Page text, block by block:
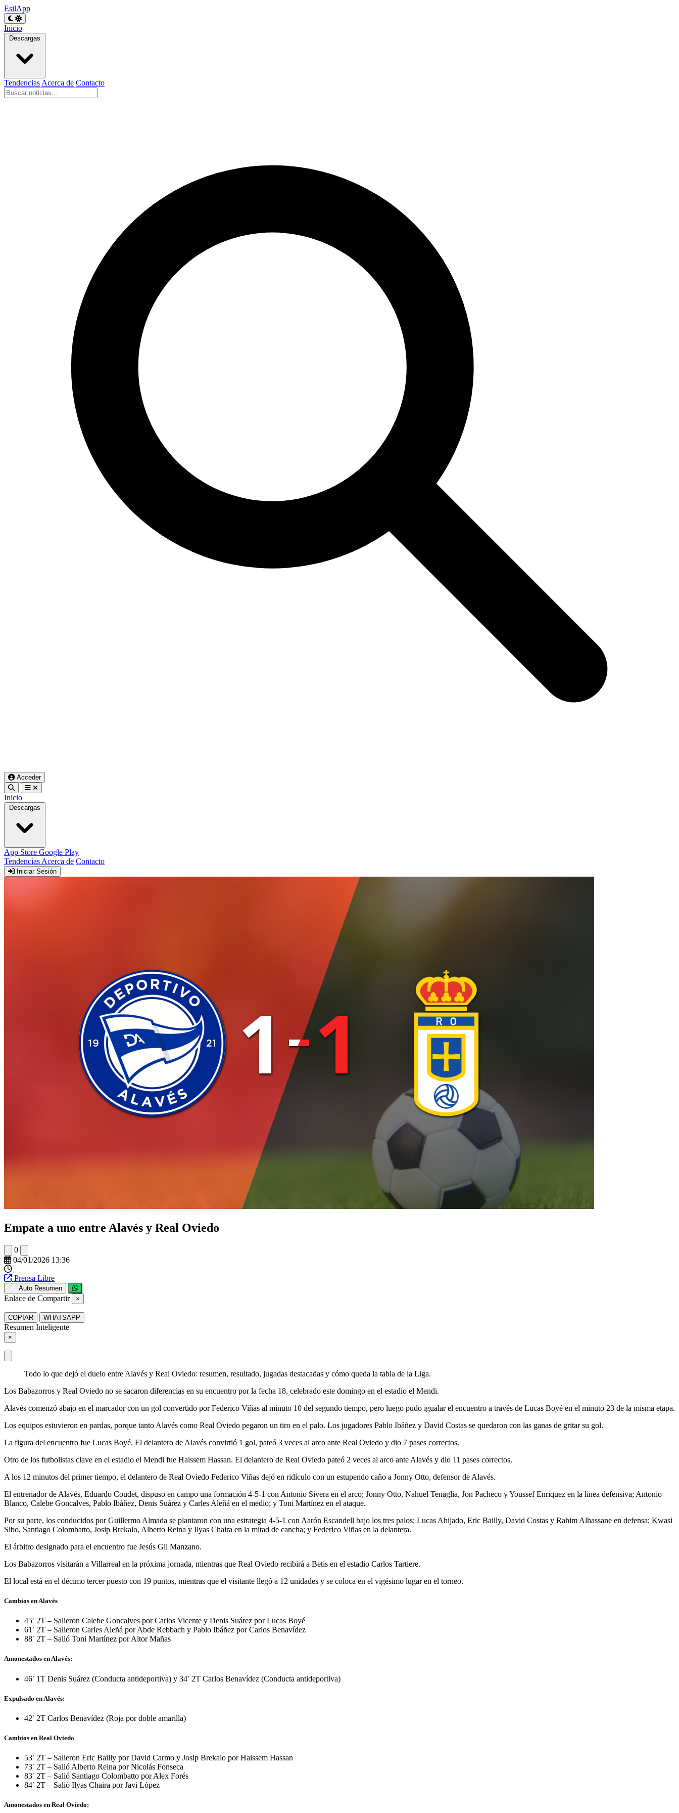
EsilApp
Inicio
Descargas
Tendencias Acerca de Contacto
Acceder
Inicio
Descargas
App Store Google Play
Tendencias Acerca de Contacto
Iniciar Sesión
Empate a uno entre Alavés y Real Oviedo
0
04/01/2026 13:36
Prensa Libre
Auto Resumen
Enlace de Compartir ×
COPIAR WHATSAPP
Resumen Inteligente
×
Todo lo que dejó el duelo entre Alavés y Real Oviedo: resumen, resultado, jugadas destacadas y cómo queda la tabla de la Liga.
Los Babazorros y Real Oviedo no se sacaron diferencias en su encuentro por la fecha 18, celebrado este domingo en el estadio el Mendi.
Alavés comenzó abajo en el marcador con un gol convertido por Federico Viñas al minuto 10 del segundo tiempo, pero luego pudo igualar el encuentro a través de Lucas Boyé en el minuto 23 de la misma etapa.
Los equipos estuvieron en pardas, porque tanto Alavés como Real Oviedo pegaron un tiro en el palo. Los jugadores Pablo Ibáñez y David Costas se quedaron con las ganas de gritar su gol.
La figura del encuentro fue Lucas Boyé. El delantero de Alavés convirtió 1 gol, pateó 3 veces al arco ante Real Oviedo y dio 7 pases correctos.
Otro de los futbolistas clave en el estadio el Mendi fue Haissem Hassan. El delantero de Real Oviedo pateó 2 veces al arco ante Alavés y dio 11 pases correctos.
A los 12 minutos del primer tiempo, el delantero de Real Oviedo Federico Viñas dejó en ridículo con un estupendo caño a Jonny Otto, defensor de Alavés.
El entrenador de Alavés, Eduardo Coudet, dispuso en campo una formación 4-5-1 con Antonio Sivera en el arco; Jonny Otto, Nahuel Tenaglia, Jon Pacheco y Youssef Enriquez en la línea defensiva; Antonio
Blanco, Calebe Goncalves, Pablo Ibáñez, Denis Suárez y Carles Aleñá en el medio; y Toni Martínez en el ataque.
Por su parte, los conducidos por Guillermo Almada se plantaron con una estrategia 4-5-1 con Aarón Escandell bajo los tres palos; Lucas Ahijado, Eric Bailly, David Costas y Rahim Alhassane en defensa; Kwasi
Sibo, Santiago Colombatto, Josip Brekalo, Alberto Reina y Ilyas Chaira en la mitad de cancha; y Federico Viñas en la delantera.
El árbitro designado para el encuentro fue Jesús Gil Manzano.
Los Babazorros visitarán a Villarreal en la próxima jornada, mientras que Real Oviedo recibirá a Betis en el estadio Carlos Tartiere.
El local está en el décimo tercer puesto con 19 puntos, mientras que el visitante llegó a 12 unidades y se coloca en el vigésimo lugar en el torneo.
Cambios en Alavés
45′ 2T – Salieron Calebe Goncalves por Carlos Vicente y Denis Suárez por Lucas Boyé
61′ 2T – Salieron Carles Aleñá por Abde Rebbach y Pablo Ibáñez por Carlos Benavídez
88′ 2T – Salió Toni Martínez por Aitor Mañas
Amonestados en Alavés:
46′ 1T Denis Suárez (Conducta antideportiva) y 34′ 2T Carlos Benavídez (Conducta antideportiva)
Expulsado en Alavés:
42′ 2T Carlos Benavídez (Roja por doble amarilla)
Cambios en Real Oviedo
53′ 2T – Salieron Eric Bailly por David Carmo y Josip Brekalo por Haissem Hassan
73′ 2T – Salió Alberto Reina por Nicolás Fonseca
83′ 2T – Salió Santiago Colombatto por Alex Forés
84′ 2T – Salió Ilyas Chaira por Javi López
Amonestados en Real Oviedo: